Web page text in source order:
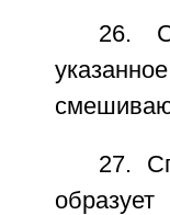
26.
27.